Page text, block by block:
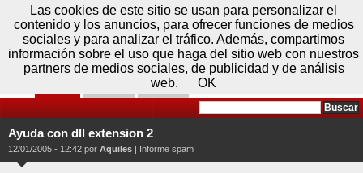
Videos
Ayuda con dll extension 2
12/01/2005 - 12:42 por Aquiles | Informe spam
Domingo 09 de agosto - 04:45 Registrar Conectar
Las cookies de este sitio se usan para personalizar el
contenido y los anuncios, para ofrecer funciones de medios
sociales y para analizar el tráfico. Además, compartimos
información sobre el uso que haga del sitio web con nuestros
partners de medios sociales, de publicidad y de análisis
web.
OK